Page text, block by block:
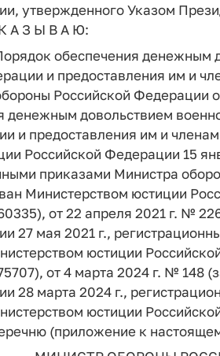
утвержденного Указом
А З Ы В А Ю:
обеспечения
и предоставления им и
Российской Федерации
денежным довольствием
и предоставления им и
Российской Федерации 15
приказами Министра
Министерством юстиции
от 22 апреля 2021 г. №
27 мая 2021 г.,
юстиции
от 4 марта 2024 г. № 148
28 марта 2024 г.,
юстиции
(приложение к